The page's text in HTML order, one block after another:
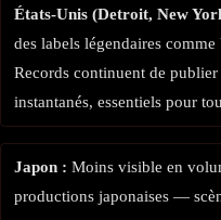
États-Unis (Detroit, New
des labels légendaires
Records continuent de
instantanés, essentiels pour
Japon : Moins visible en
productions japonaises —